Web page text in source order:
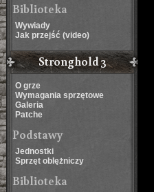
Biblioteka
Wywiady
Jak przejść (video)
Stronghold 3
O grze
Wymagania sprzętowe
Galeria
Patche
Podstawy
Jednostki
Sprzęt oblężniczy
Biblioteka